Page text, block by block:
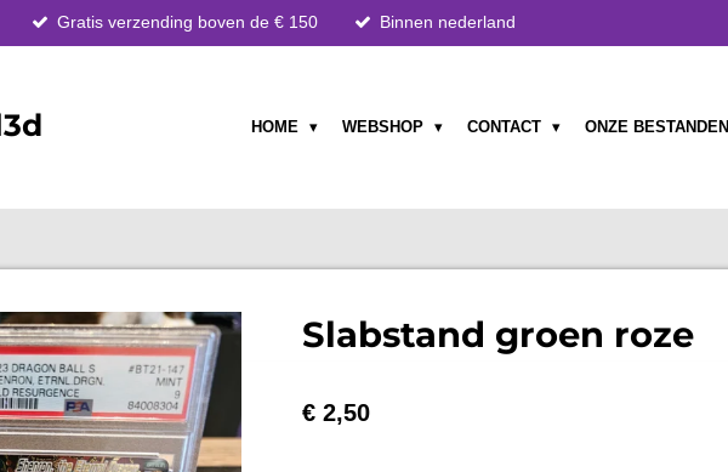
Gratis verzending boven de € 150 Binnen nederland
HOME WEBSHOP CONTACT ONZE BESTANDEN
Slabstand groen roze
€ 2,50